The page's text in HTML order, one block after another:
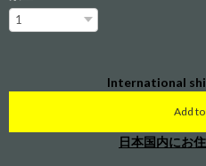
International
Add
日本国内にお